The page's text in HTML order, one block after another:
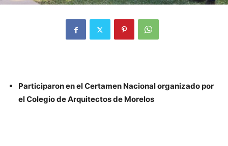
Participaron en el Certamen Nacional organizado por
el Colegio de Arquitectos de Morelos